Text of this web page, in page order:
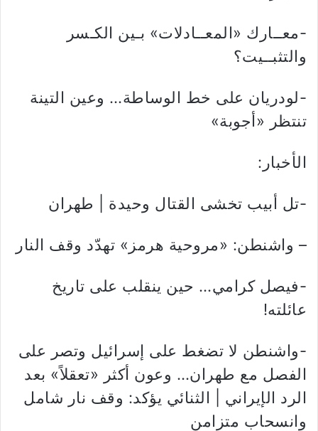
-معــارك «المعــادلات» بـين الكـسر
والتثبــيت؟
-لودريان على خط الوساطة… وعين التينة
تنتظر «أجوبة»
الأخبار:
-تل أبيب تخشى القتال وحيدة | طهران
– واشنطن: «مروحية هرمز» تهدّد وقف النار
-فيصل كرامي… حين ينقلب على تاريخ
عائلته!
-واشنطن لا تضغط على إسرائيل وتصر على
الفصل مع طهران… وعون أكثر «تعقلاً» بعد
الرد الإيراني | الثنائي يؤكد: وقف نار شامل
وانسحاب متزامن